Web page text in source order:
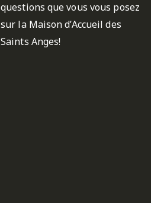
questions que vous vous posez
sur la Maison d’Accueil des
Saints Anges!